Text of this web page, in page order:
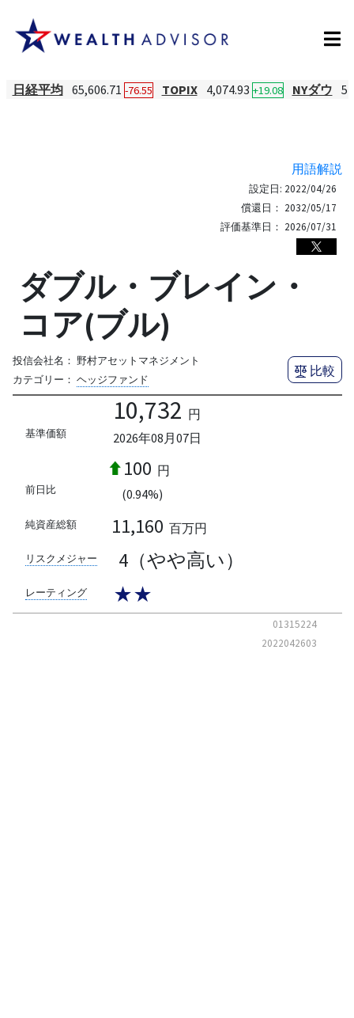
日経平均 65,606.71 -76.55 TOPIX 4,074.93 +19.08 NYダウ
用語解説
設定日: 2022/04/26
償還日： 2032/05/17
評価基準日： 2026/07/31
ダブル・ブレイン・
コア(ブル)
投信会社名： 野村アセットマネジメント
カテゴリー： ヘッジファンド
比較
基準価額
10,732 円
2026年08月07日
前日比
100 円
(0.94%)
純資産総額 11,160 百万円
リスクメジャー 4（やや高い）
レーティング ★★
01315224
2022042603